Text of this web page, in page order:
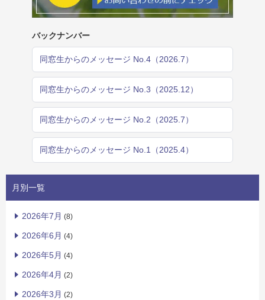
バックナンバー
同窓生からのメッセージ No.4（2026.7）
同窓生からのメッセージ No.3（2025.12）
同窓生からのメッセージ No.2（2025.7）
同窓生からのメッセージ No.1（2025.4）
月別一覧
2026年7月 (8)
2026年6月 (4)
2026年5月 (4)
2026年4月 (2)
2026年3月 (2)